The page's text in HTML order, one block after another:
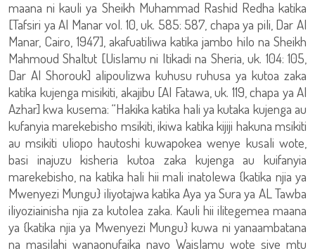
maana ni kauli ya Sheikh Muhammad Rashid Redha katika
[Tafsiri ya Al Manar vol. 10, uk. 585: 587, chapa ya pili, Dar Al
Manar, Cairo, 1947], akafuatiliwa katika jambo hilo na Sheikh
Mahmoud Shaltut [Uislamu ni Itikadi na Sheria, uk. 104: 105,
Dar Al Shorouk] alipoulizwa kuhusu ruhusa ya kutoa zaka
katika kujenga misikiti, akajibu [Al Fatawa, uk. 119, chapa ya Al
Azhar] kwa kusema: “Hakika katika hali ya kutaka kujenga au
kufanyia marekebisho msikiti, ikiwa katika kijiji hakuna msikiti
au msikiti uliopo hautoshi kuwapokea wenye kusali wote,
basi inajuzu kisheria kutoa zaka kujenga au kuifanyia
marekebisho, na katika hali hii mali inatolewa {katika njia ya
Mwenyezi Mungu} iliyotajwa katika Aya ya Sura ya AL Tawba
iliyoziainisha njia za kutolea zaka. Kauli hii ilitegemea maana
ya {katika njia ya Mwenyezi Mungu} kuwa ni yanaambatana
na masilahi wanaonufaika nayo Waislamu wote siye mtu